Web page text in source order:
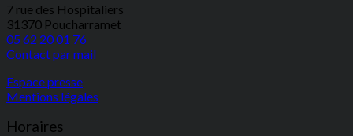
7 rue des Hospitaliers
31370 Poucharramet
05 62 20 01 76
Contact par mail
Espace presse
Mentions légales
Horaires